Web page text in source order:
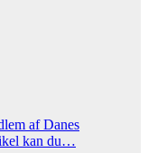
af Danes
kan du…